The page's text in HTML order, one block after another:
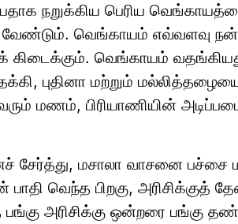
நறுக்கிய பெரிய
வெங்காயம் எவ்வளவு
கிடைக்கும். வெங்காயம்
புதினா மற்றும்
மணம், பிரியாணியின்
மசாலா வாசனை
வெந்த பிறகு, அரிசிக்குத்
அரிசிக்கு ஒன்றரை பங்கு